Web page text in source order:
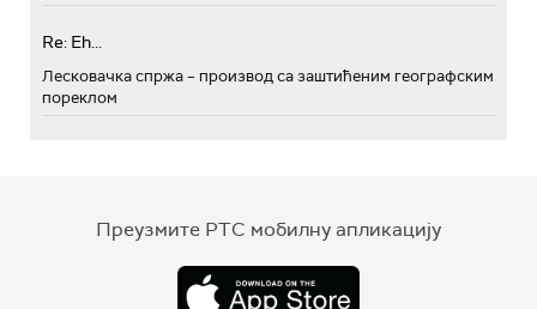
Re: Eh...
Лесковачка спржа – производ са заштићеним географским
пореклом
Преузмите РТС мобилну апликацију